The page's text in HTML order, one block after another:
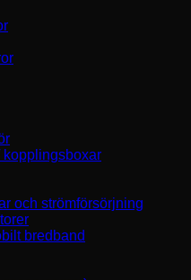
kopplingsboxar
och strömförsörjning
bredband